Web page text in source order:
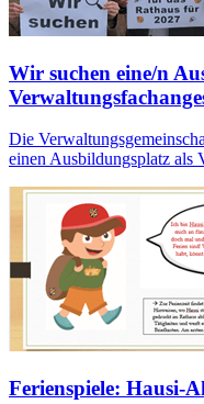
Wir suchen eine/n
Die
einen Ausbildungsplatz als
Ferienspiele: Hausi-